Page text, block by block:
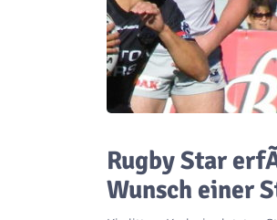
Rugby Star
Wunsch einer